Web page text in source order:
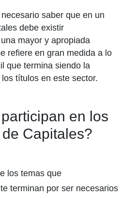
saber que en un
debe existir
mayor y apropiada
refiere en gran medida a lo
que termina siendo la
títulos en este sector.
en los
Capitales?
los temas que
terminan por ser necesarios